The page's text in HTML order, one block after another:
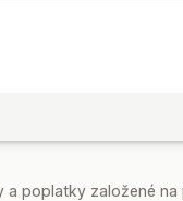
poplatky založené